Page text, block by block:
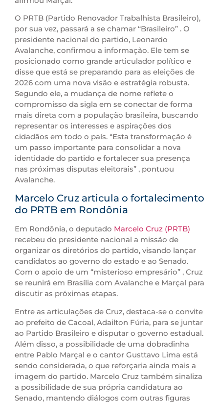
O PRTB (Partido Renovador Trabalhista Brasileiro),
por sua vez, passará a se chamar “Brasileiro” . O
presidente nacional do partido, Leonardo
Avalanche, confirmou a informação. Ele tem se
posicionado como grande articulador político e
disse que está se preparando para as eleições de
2026 com uma nova visão e estratégia robusta.
Segundo ele, a mudança de nome reflete o
compromisso da sigla em se conectar de forma
mais direta com a população brasileira, buscando
representar os interesses e aspirações dos
cidadãos em todo o país. “Esta transformação é
um passo importante para consolidar a nova
identidade do partido e fortalecer sua presença
nas próximas disputas eleitorais” , pontuou
Avalanche.
Marcelo Cruz articula o fortalecimento
do PRTB em Rondônia
Em Rondônia, o deputado Marcelo Cruz (PRTB)
recebeu do presidente nacional a missão de
organizar os diretórios do partido, visando lançar
candidatos ao governo do estado e ao Senado.
Com o apoio de um “misterioso empresário” , Cruz
se reunirá em Brasília com Avalanche e Marçal para
discutir as próximas etapas.
Entre as articulações de Cruz, destaca-se o convite
ao prefeito de Cacoal, Adailton Fúria, para se juntar
ao Partido Brasileiro e disputar o governo estadual.
Além disso, a possibilidade de uma dobradinha
entre Pablo Marçal e o cantor Gusttavo Lima está
sendo considerada, o que reforçaria ainda mais a
imagem do partido. Marcelo Cruz também sinaliza
a possibilidade de sua própria candidatura ao
Senado, mantendo diálogos com outras figuras